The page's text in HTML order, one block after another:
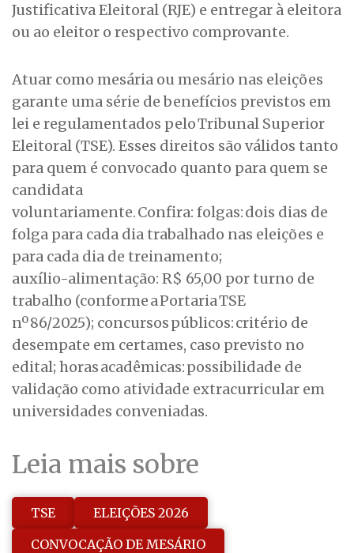
Justificativa Eleitoral (RJE) e entregar à eleitora
ou ao eleitor o respectivo comprovante.
Atuar como mesária ou mesário nas eleições
garante uma série de benefícios previstos em
lei e regulamentados pelo Tribunal Superior
Eleitoral (TSE). Esses direitos são válidos tanto
para quem é convocado quanto para quem se
candidata
voluntariamente. Confira: folgas: dois dias de
folga para cada dia trabalhado nas eleições e
para cada dia de treinamento;
auxílio-alimentação: R$ 65,00 por turno de
trabalho (conforme a Portaria TSE
nº 86/2025); concursos públicos: critério de
desempate em certames, caso previsto no
edital; horas acadêmicas: possibilidade de
validação como atividade extracurricular em
universidades conveniadas.
Leia mais sobre
TSE
ELEIÇÕES 2026
CONVOCAÇÃO DE MESÁRIO